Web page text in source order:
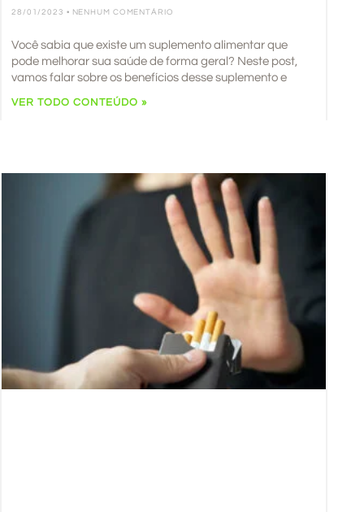
28/01/2023 NENHUM COMENTÁRIO
Você sabia que existe um suplemento alimentar que
pode melhorar sua saúde de forma geral? Neste post,
vamos falar sobre os benefícios desse suplemento e
VER TODO CONTEÚDO »